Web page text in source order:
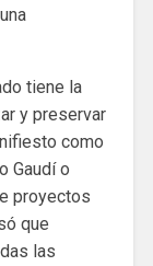
tiene la
y preservar
como
Gaudí o
proyectos
que
las